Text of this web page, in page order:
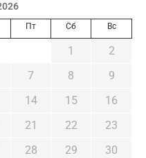
Пт Сб Вс
1
2
7 8
9
14 15
16
21 22
23
28 29
30